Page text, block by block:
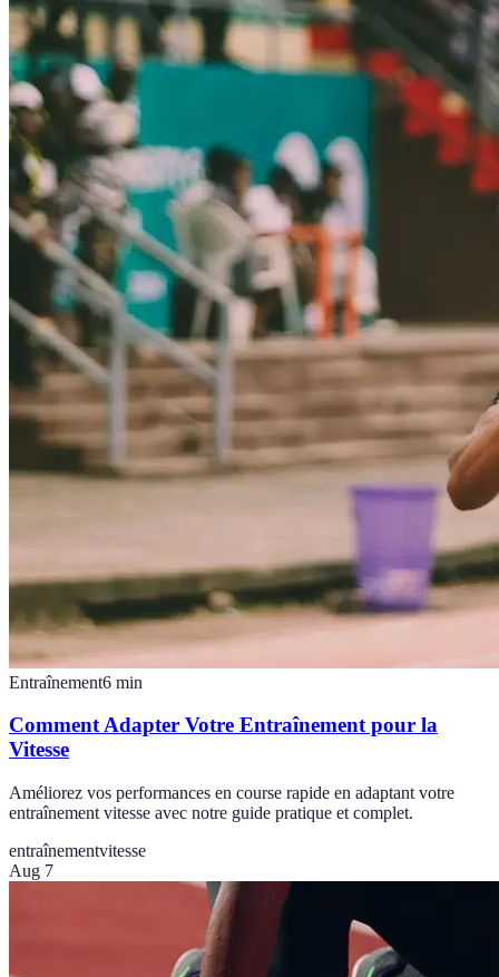
Entraînement6 min
Comment Adapter Votre Entraînement pour la
Vitesse
Améliorez vos performances en course rapide en adaptant votre
entraînement vitesse avec notre guide pratique et complet.
entraînementvitesse
Aug 7